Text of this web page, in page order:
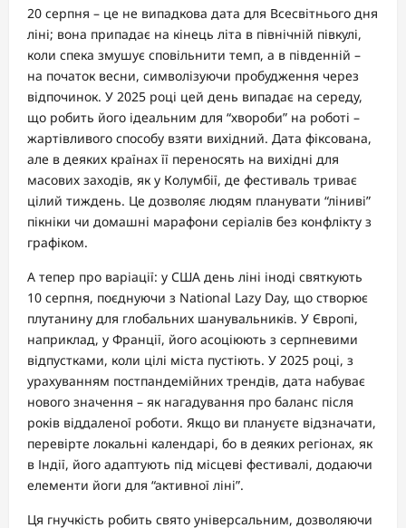
20 серпня – це не випадкова дата для Всесвітнього дня
ліні; вона припадає на кінець літа в північній півкулі,
коли спека змушує сповільнити темп, а в південній –
на початок весни, символізуючи пробудження через
відпочинок. У 2025 році цей день випадає на середу,
що робить його ідеальним для “хвороби” на роботі –
жартівливого способу взяти вихідний. Дата фіксована,
але в деяких країнах її переносять на вихідні для
масових заходів, як у Колумбії, де фестиваль триває
цілий тиждень. Це дозволяє людям планувати “ліниві”
пікніки чи домашні марафони серіалів без конфлікту з
графіком.
А тепер про варіації: у США день ліні іноді святкують
10 серпня, поєднуючи з National Lazy Day, що створює
плутанину для глобальних шанувальників. У Європі,
наприклад, у Франції, його асоціюють з серпневими
відпустками, коли цілі міста пустіють. У 2025 році, з
урахуванням постпандемійних трендів, дата набуває
нового значення – як нагадування про баланс після
років віддаленої роботи. Якщо ви плануєте відзначати,
перевірте локальні календарі, бо в деяких регіонах, як
в Індії, його адаптують під місцеві фестивалі, додаючи
елементи йоги для “активної ліні”.
Ця гнучкість робить свято універсальним, дозволяючи